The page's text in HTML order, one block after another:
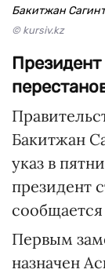
Бакитжан
© kursiv.kz
Бакитжан
указ в
президент
сообщается
Первым
назначен